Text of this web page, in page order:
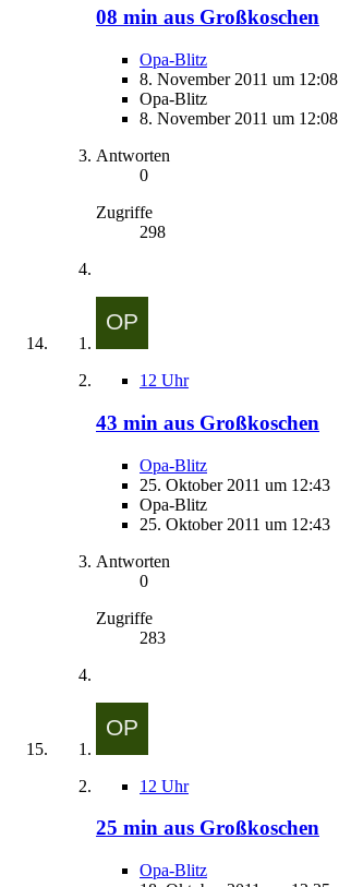
08 min aus Großkoschen
Opa-Blitz
8. November 2011 um 12:08
Opa-Blitz
8. November 2011 um 12:08
Antworten
0
Zugriffe
298
12 Uhr
43 min aus Großkoschen
Opa-Blitz
25. Oktober 2011 um 12:43
Opa-Blitz
25. Oktober 2011 um 12:43
Antworten
0
Zugriffe
283
12 Uhr
25 min aus Großkoschen
Opa-Blitz